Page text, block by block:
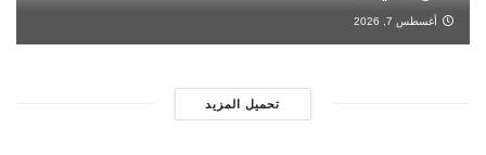
أغسطس 7, 2026
تحميل المزيد